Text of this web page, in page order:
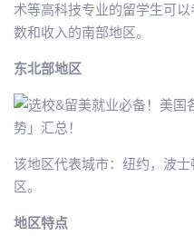
术等高科技专业的留学生可
数和收入的南部地区。
东北部地区
该地区代表城市：纽约，波
区。
地区特点